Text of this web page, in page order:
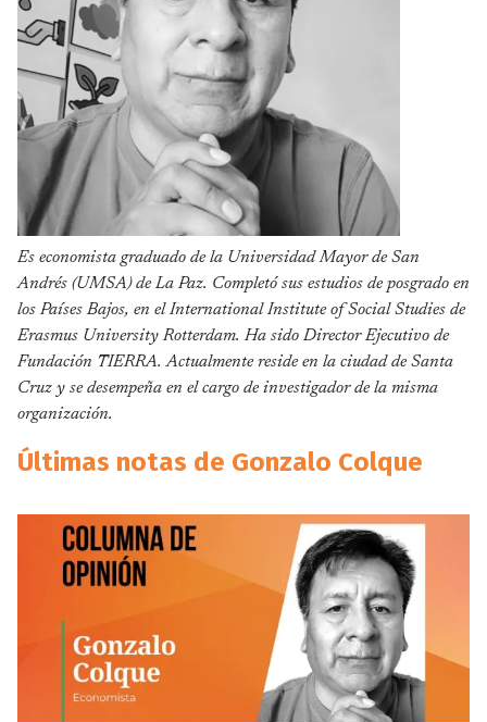
Es economista graduado de la Universidad Mayor de San
Andrés (UMSA) de La Paz. Completó sus estudios de posgrado en
los Países Bajos, en el International Institute of Social Studies de
Erasmus University Rotterdam. Ha sido Director Ejecutivo de
Fundación TIERRA. Actualmente reside en la ciudad de Santa
Cruz y se desempeña en el cargo de investigador de la misma
organización.
Últimas notas de Gonzalo Colque